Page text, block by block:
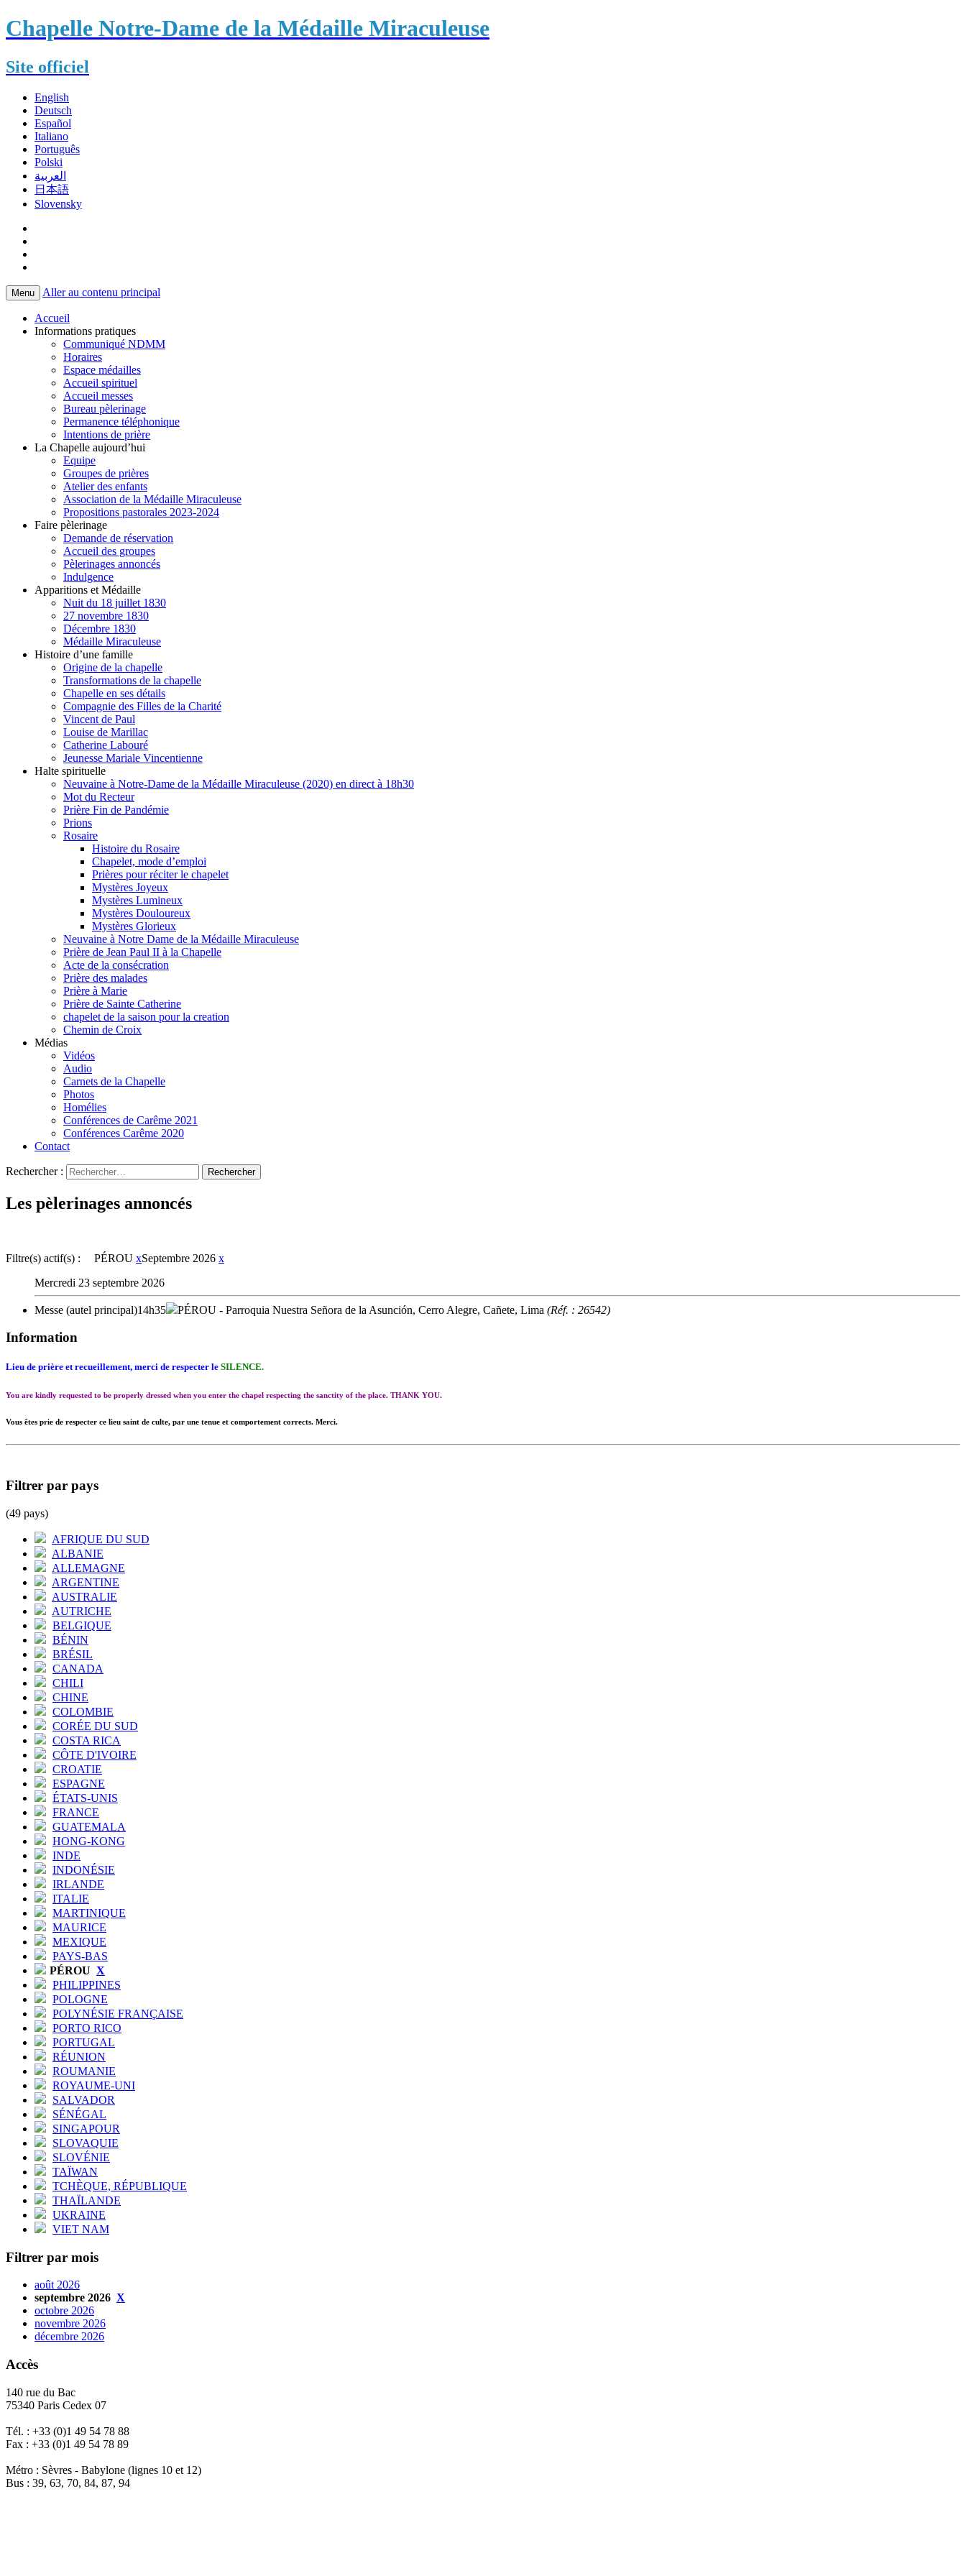
Chapelle Notre-Dame de la Médaille Miraculeuse
Site officiel
English
Deutsch
Español
Italiano
Português
Polski
العربية
日本語
Slovensky
Menu Aller au contenu principal
Accueil
Informations pratiques
Communiqué NDMM
Horaires
Espace médailles
Accueil spirituel
Accueil messes
Bureau pèlerinage
Permanence téléphonique
Intentions de prière
La Chapelle aujourd’hui
Equipe
Groupes de prières
Atelier des enfants
Association de la Médaille Miraculeuse
Propositions pastorales 2023-2024
Faire pèlerinage
Demande de réservation
Accueil des groupes
Pèlerinages annoncés
Indulgence
Apparitions et Médaille
Nuit du 18 juillet 1830
27 novembre 1830
Décembre 1830
Médaille Miraculeuse
Histoire d’une famille
Origine de la chapelle
Transformations de la chapelle
Chapelle en ses détails
Compagnie des Filles de la Charité
Vincent de Paul
Louise de Marillac
Catherine Labouré
Jeunesse Mariale Vincentienne
Halte spirituelle
Neuvaine à Notre-Dame de la Médaille Miraculeuse (2020) en direct à 18h30
Mot du Recteur
Prière Fin de Pandémie
Prions
Rosaire
Histoire du Rosaire
Chapelet, mode d’emploi
Prières pour réciter le chapelet
Mystères Joyeux
Mystères Lumineux
Mystères Douloureux
Mystères Glorieux
Neuvaine à Notre Dame de la Médaille Miraculeuse
Prière de Jean Paul II à la Chapelle
Acte de la consécration
Prière des malades
Prière à Marie
Prière de Sainte Catherine
chapelet de la saison pour la creation
Chemin de Croix
Médias
Vidéos
Audio
Carnets de la Chapelle
Photos
Homélies
Conférences de Carême 2021
Conférences Carême 2020
Contact
Rechercher :
Les pèlerinages annoncés
Filtre(s) actif(s) : PÉROU xSeptembre 2026 x
Mercredi 23 septembre 2026
Messe (autel principal)14h35 PÉROU - Parroquia Nuestra Señora de la Asunción, Cerro Alegre, Cañete, Lima (Réf. : 26542)
Information
Lieu de prière et recueillement, merci de respecter le SILENCE.
You are kindly requested to be properly dressed when you enter the chapel respecting the sanctity of the place. THANK YOU.
Vous êtes prie de respecter ce lieu saint de culte, par une tenue et comportement corrects. Merci.
Filtrer par pays
(49 pays)
AFRIQUE DU SUD
ALBANIE
ALLEMAGNE
ARGENTINE
AUSTRALIE
AUTRICHE
BELGIQUE
BÉNIN
BRÉSIL
CANADA
CHILI
CHINE
COLOMBIE
CORÉE DU SUD
COSTA RICA
CÔTE D'IVOIRE
CROATIE
ESPAGNE
ÉTATS-UNIS
FRANCE
GUATEMALA
HONG-KONG
INDE
INDONÉSIE
IRLANDE
ITALIE
MARTINIQUE
MAURICE
MEXIQUE
PAYS-BAS
PÉROU X
PHILIPPINES
POLOGNE
POLYNÉSIE FRANÇAISE
PORTO RICO
PORTUGAL
RÉUNION
ROUMANIE
ROYAUME-UNI
SALVADOR
SÉNÉGAL
SINGAPOUR
SLOVAQUIE
SLOVÉNIE
TAÏWAN
TCHÈQUE, RÉPUBLIQUE
THAÏLANDE
UKRAINE
VIET NAM
Filtrer par mois
août 2026
septembre 2026 X
octobre 2026
novembre 2026
décembre 2026
Accès
140 rue du Bac
75340 Paris Cedex 07
Tél. : +33 (0)1 49 54 78 88
Fax : +33 (0)1 49 54 78 89
Métro : Sèvres - Babylone (lignes 10 et 12)
Bus : 39, 63, 70, 84, 87, 94